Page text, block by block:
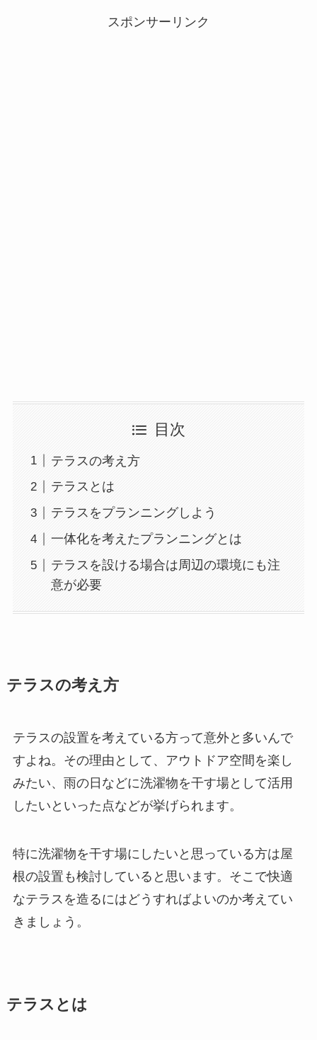
スポンサーリンク
目次
テラスの考え方
テラスとは
テラスをプランニングしよう
一体化を考えたプランニングとは
テラスを設ける場合は周辺の環境にも注
意が必要
テラスの考え方
テラスの設置を考えている方って意外と多いんで
すよね。その理由として、アウトドア空間を楽し
みたい、雨の日などに洗濯物を干す場として活用
したいといった点などが挙げられます。
特に洗濯物を干す場にしたいと思っている方は屋
根の設置も検討していると思います。そこで快適
なテラスを造るにはどうすればよいのか考えてい
きましょう。
テラスとは